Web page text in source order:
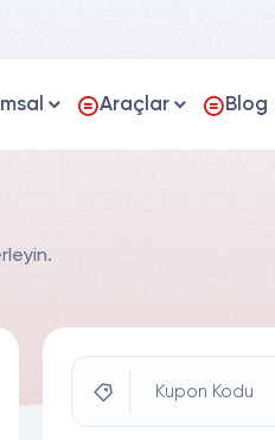
Araçlar Blog
Kupon Kodu